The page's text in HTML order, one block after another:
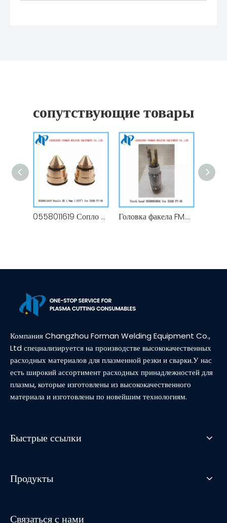
сопутствующие товары
0558011619 Сопло XR 1,9 мм (0,073 дюйма) для плазменной резки Esab PT36 Расходные материалы Головка факела FM.0558003804 для расходных материалов для резака плазменной резки Esab PT36
Компания Changzhou Forman Welding Equipment Co.,
Ltd специализируется на производстве высококачественных
расходных материалов для плазменной резки и сварки.У нас
есть широкий ассортимент расходных принадлежностей для
плазмы, которые изготовлены из высококачественного
материала и изготовлены по новейшим технологиям.
Быстрые ссылки
Продукты
Связаться с нами